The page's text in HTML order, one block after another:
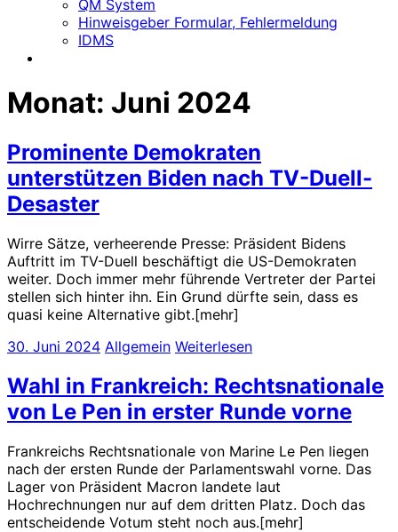
QM System
Hinweisgeber Formular, Fehlermeldung
IDMS
Monat: Juni 2024
Prominente Demokraten
unterstützen Biden nach TV-Duell-
Desaster
Wirre Sätze, verheerende Presse: Präsident Bidens
Auftritt im TV-Duell beschäftigt die US-Demokraten
weiter. Doch immer mehr führende Vertreter der Partei
stellen sich hinter ihn. Ein Grund dürfte sein, dass es
quasi keine Alternative gibt.[mehr]
30. Juni 2024 Allgemein Weiterlesen
Wahl in Frankreich: Rechtsnationale
von Le Pen in erster Runde vorne
Frankreichs Rechtsnationale von Marine Le Pen liegen
nach der ersten Runde der Parlamentswahl vorne. Das
Lager von Präsident Macron landete laut
Hochrechnungen nur auf dem dritten Platz. Doch das
entscheidende Votum steht noch aus.[mehr]